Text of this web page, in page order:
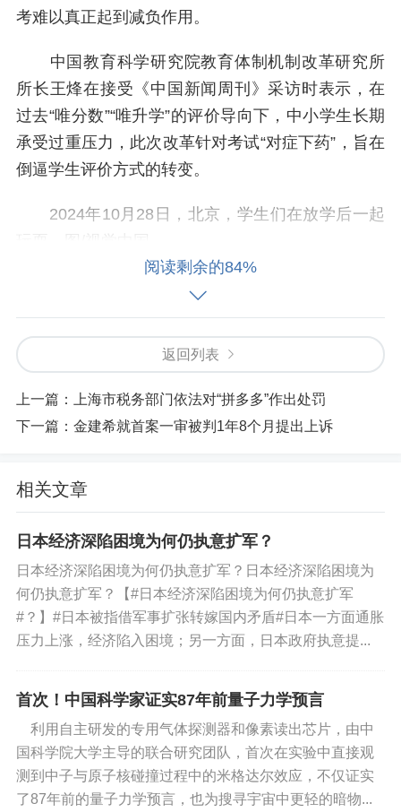
考难以真正起到减负作用。
中国教育科学研究院教育体制机制改革研究所
所长王烽在接受《中国新闻周刊》采访时表示，在
过去“唯分数”“唯升学”的评价导向下，中小学生长期
承受过重压力，此次改革针对考试“对症下药”，旨在
倒逼学生评价方式的转变。
2024年10月28日，北京，学生们在放学后一起
月12日，她收到通知，原定于1月22日至23日进行的
试仍沿用原定统考试卷，但全区不再组织统一阅
卷，考试时间也推迟至1月26日至27日。
根据学校要求，白露只告诉学生考试延期，并
未明确告知取消统考。1月14日，广州市教育局相关
负责人对媒体透露，广州严禁面向非毕业年级组织
任何形式的区域性、跨校统一考试或变相统一考
试。白露了解到，包括广州在内，广东省多地已明
确取消非毕业年级统考。
终确定，在部分已完成初中和小学期末考试的地
初中教师向《中国新闻周刊》透露，接到取消统考
的通知后，他所在的区依旧组织了统考。
阅读剩余的84%
返回列表
上一篇：
上海市税务部门依法对“拼多多”作出处罚
下一篇： 金建希就首案一审被判1年8个月提出上诉
相关文章
日本经济深陷困境为何仍执意扩军？
日本经济深陷困境为何仍执意扩军？日本经济深陷困境为
何仍执意扩军？【#日本经济深陷困境为何仍执意扩军
#？】#日本被指借军事扩张转嫁国内矛盾#日本一方面通胀
压力上涨，经济陷入困境；另一方面，日本政府执意提...
首次！中国科学家证实87年前量子力学预言
利用自主研发的专用气体探测器和像素读出芯片，由中
国科学院大学主导的联合研究团队，首次在实验中直接观
测到中子与原子核碰撞过程中的米格达尔效应，不仅证实
了87年前的量子力学预言，也为搜寻宇宙中更轻的暗物...